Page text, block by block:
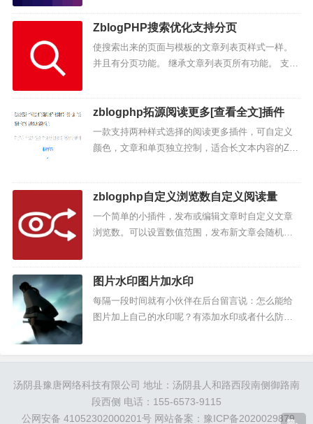
的效果展示...
ZblogPHP搜索优化支持分页
使搜索出来的页面与模板的文章列表页样式一样。
并且有分页功能。 继承文章列表页所有功能。 支持
zblogphp拓源阅读更多[查看全文]插件
一款支持两种样式选择的阅读更多插件，可自定义
颜色，文章和单页独立控制，适合长文本内容的ZBl
zblogphp自定义浏览数自定义阅读量
一个简单的小插件，发布或编辑文章时自定义文章
浏览数。可以设置数值范围，发布新文章会随机设
图片水印图片加水印
每隔一段时间就有小伙伴在后台留言说：怎么能给
图片加上自己的水印呢？有添加水印或者什么防盗
汤阴县豫唐网络科技有限公司 地址：汤阴县人和路西段南侧御路南
段西侧 电话：155-6573-9115
公网安备 41052302000201号 网站备案：豫ICP备2020029879